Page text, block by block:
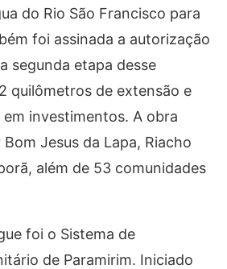
do Rio São Francisco para
foi assinada a autorização
segunda etapa desse
quilômetros de extensão e
em investimentos. A obra
Jesus da Lapa, Riacho
além de 53 comunidades
foi o Sistema de
de Paramirim. Iniciado